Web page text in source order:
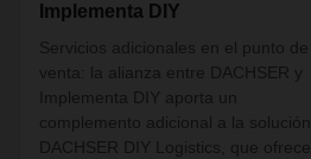
Implementa DIY
Servicios adicionales en el punto de
venta: la alianza entre DACHSER y
Implementa DIY aporta un
complemento adicional a la solución
DACHSER DIY Logistics, que ofrece